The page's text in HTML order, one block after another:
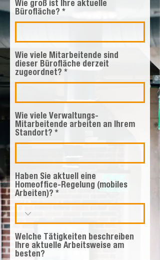
Wie groß ist Ihre aktuelle
Bürofläche?
Wie viele Mitarbeitende sind
dieser Bürofläche derzeit
zugeordnet?
Wie viele Verwaltungs-
Mitarbeitende arbeiten an Ihrem
Standort?
Haben Sie aktuell eine
Homeoffice-Regelung (mobiles
Arbeiten)?
Welche Tätigkeiten beschreiben
Ihre aktuelle Arbeitsweise am
besten?